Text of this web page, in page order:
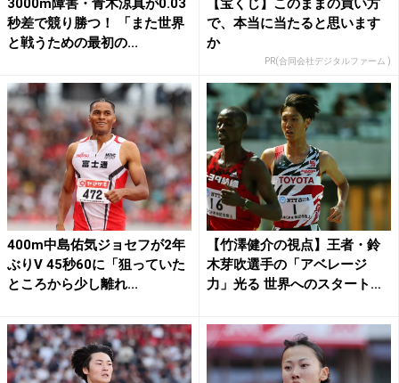
3000m障害・青木涼真が0.03
秒差で競り勝つ！ 「また世界
と戦うための最初の...
【宝くじ】このままの買い方
で、本当に当たると思います
か
PR(合同会社デジタルファーム )
400m中島佑気ジョセフが2年
ぶりV 45秒60に「狙っていた
ところから少し離れ...
【竹澤健介の視点】王者・鈴
木芽吹選手の「アベレージ
力」光る 世界へのスタートラ